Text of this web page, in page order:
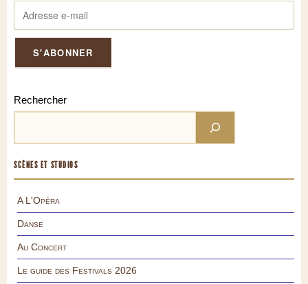
Rechercher
SCÈNES ET STUDIOS
A L'Opéra
Danse
Au Concert
Le guide des Festivals 2026